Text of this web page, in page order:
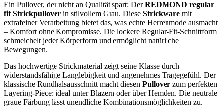
Ein Pullover, der nicht an Qualität spart: DerREDMOND regular
fit Strickpullover in stilvollem Grau. Diese Strickware mit
extrafeiner Verarbeitung bietet das, was echte Herrenmode ausmacht
– Komfort ohne Kompromisse. Die lockere Regular-Fit-Schnittform
schmeichelt jeder Körperform und ermöglicht natürliche
Bewegungen.
Das hochwertige Strickmaterial zeigt seine Klasse durch
widerstandsfähige Langlebigkeit und angenehmes Tragegefühl. Der
klassische Rundhalsausschnitt macht diesen Pullover zum perfekten
Layering-Piece: ideal unter Blazern oder über Hemden. Die neutrale
graue Färbung lässt unendliche Kombinationsmöglichkeiten zu.